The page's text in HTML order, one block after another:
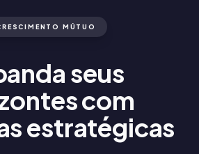
MÚTUO
seus
com
estratégicas